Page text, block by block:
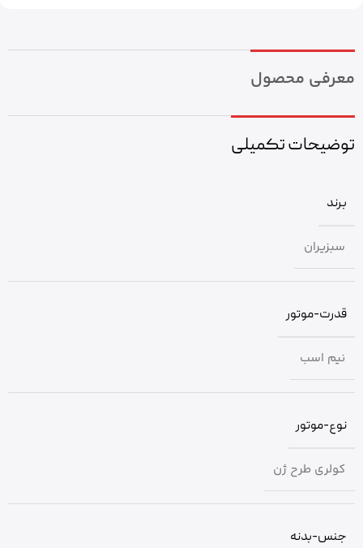
معرفی محصول
توضیحات تکمیلی
برند
سبزیران
قدرت-موتور
نیم اسب
نوع-موتور
کولری طرح ژن
جنس-بدنه